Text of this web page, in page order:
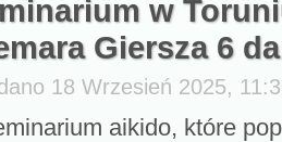
w
Giersza 6
18 Wrzesień 2025,
aikido, które